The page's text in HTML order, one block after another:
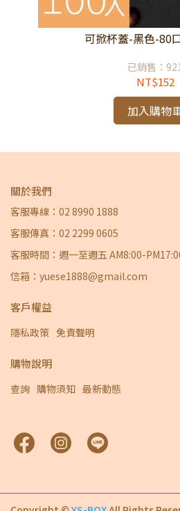
可掀杯蓋-黑色-80
已銷售：
NT$152
加入購物
關於我們
客服專線：02 8990 1888
客服傳真：02 2299 0605
客服時間：週一至週五 AM8:00-
信箱：yuese1888@gmail.com
客戶權益
隱私政策 免責聲明
購物說明
查詢 購物須知 最新動態